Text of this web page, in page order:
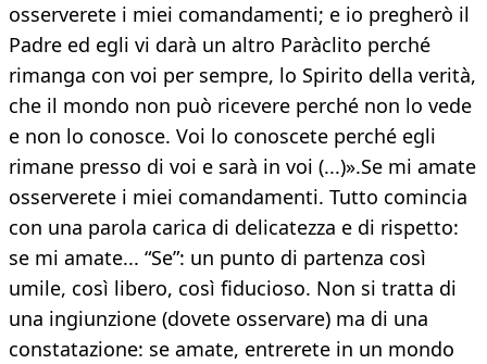
osserverete i miei comandamenti; e io pregherò il
Padre ed egli vi darà un altro Paràclito perché
rimanga con voi per sempre, lo Spirito della verità,
che il mondo non può ricevere perché non lo vede
e non lo conosce. Voi lo conoscete perché egli
rimane presso di voi e sarà in voi (...)».Se mi amate
osserverete i miei comandamenti. Tutto comincia
con una parola carica di delicatezza e di rispetto:
se mi amate... “Se”: un punto di partenza così
umile, così libero, così fiducioso. Non si tratta di
una ingiunzione (dovete osservare) ma di una
constatazione: se amate, entrerete in un mondo